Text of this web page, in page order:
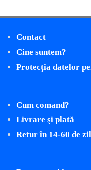
Contact
Cine suntem?
Protecţia datelor
Cum comand?
Livrare şi plată
Retur în 14-60 de